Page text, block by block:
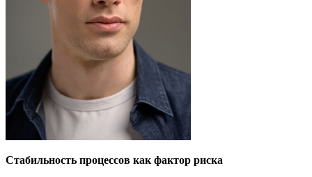
Стабильность процессов как фактор риска